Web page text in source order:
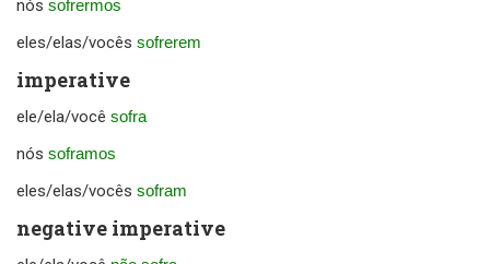
nós sofrermos
eles/elas/vocês sofrerem
imperative
ele/ela/você sofra
nós soframos
eles/elas/vocês sofram
negative imperative